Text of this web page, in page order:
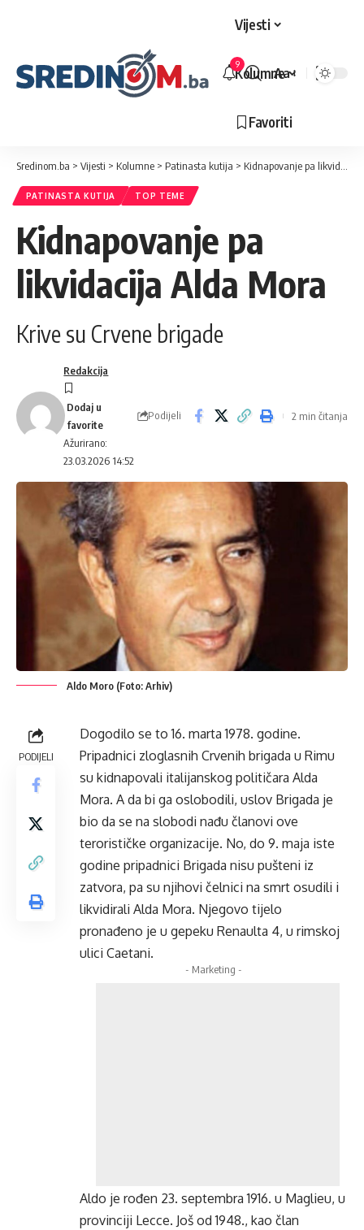
Vijesti
Kolumne
Favoriti
9
Veličina
Aa
Sredinom.ba > Vijesti > Kolumne > Patinasta kutija > Kidnapovanje pa likvidacija Alda Mora
PATINASTA KUTIJA TOP TEME
Kidnapovanje pa
likvidacija Alda Mora
Krive su Crvene brigade
Ažurirano:
23.03.2026 14:52
Redakcija
Podijeli 2 min čitanja
Aldo Moro (Foto: Arhiv)
PODIJELI
Dogodilo se to 16. marta 1978. godine.
Pripadnici zloglasnih Crvenih brigada u Rimu
su kidnapovali italijanskog političara Alda
Mora. A da bi ga oslobodili, uslov Brigada je
bio da se na slobodi nađu članovi ove
terorističke organizacije. No, do 9. maja iste
godine pripadnici Brigada nisu pušteni iz
zatvora, pa su njihovi čelnici na smrt osudili i
likvidirali Alda Mora. Njegovo tijelo
pronađeno je u gepeku Renaulta 4, u rimskoj
ulici Caetani.
- Marketing -
Aldo je rođen 23. septembra 1916. u Maglieu, u
provinciji Lecce. Još od 1948., kao član